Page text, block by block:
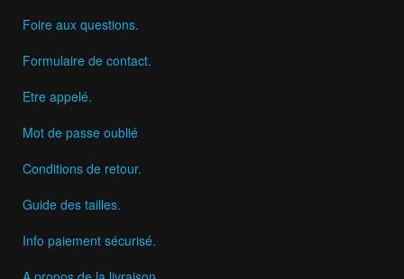
Foire aux questions.
Formulaire de contact.
Etre appelé.
Mot de passe oublié
Conditions de retour.
Guide des tailles.
Info paiement sécurisé.